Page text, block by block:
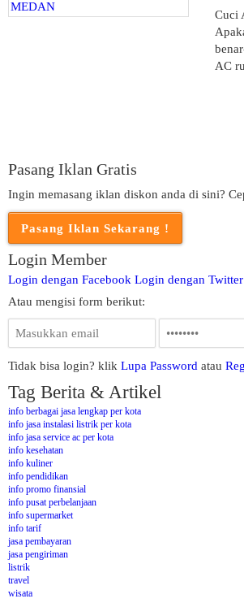
Cuci
AC
Pasang Iklan Gratis
Ingin memasang iklan diskon anda di sini?
Login Member
Login dengan Facebook Login dengan Twitter
Atau mengisi form berikut:
Tidak bisa login? klik Lupa Password atau
Tag Berita & Artikel
info berbagai jasa lengkap per kota
info jasa instalasi listrik per kota
info jasa service ac per kota
info kesehatan
info kuliner
info pendidikan
info promo finansial
info pusat perbelanjaan
info supermarket
info tarif
jasa pembayaran
jasa pengiriman
listrik
travel
wisata